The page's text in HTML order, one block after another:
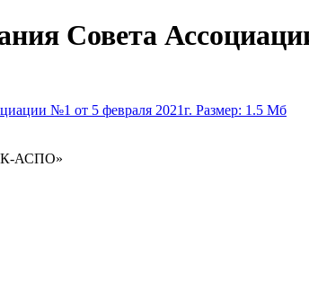
Совета
№1 от 5 февраля 2021г. Размер: 1.5 Мб
АСПО»